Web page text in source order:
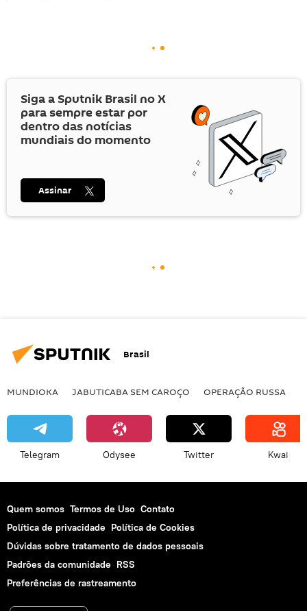
Siga a Sputnik Brasil noX
para sempre estar por
dentro das notícias
mundiais do momento
Assinar
Brasil
MUNDIOKA JABUTICABA SEM CAROÇO OPERAÇÃO RUSSA
Telegram Odysee Twitter Kwai
Quem somos Termos de Uso Contato
Política de privacidade Política de Cookies
Dúvidas sobre tratamento de dados pessoais
Padrões da comunidade RSS
Preferências de rastreamento